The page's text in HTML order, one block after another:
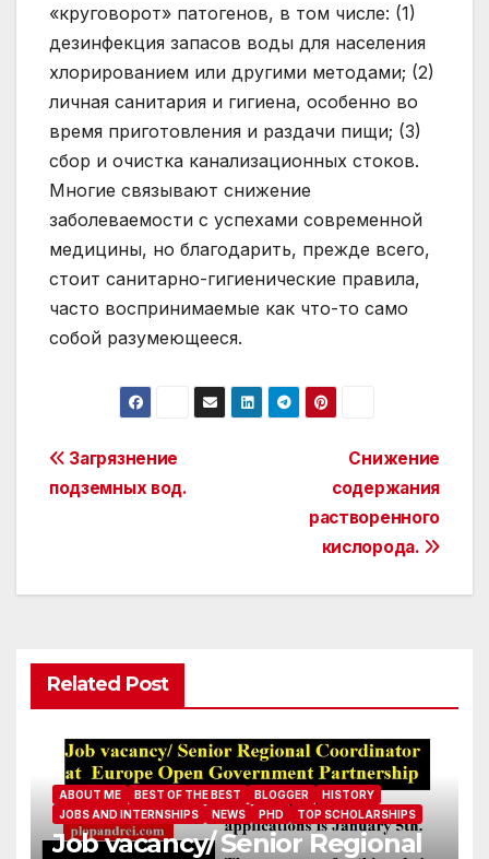
«круговорот» патогенов, в том числе: (1)
дезинфекция запасов воды для населения
хлорированием или другими методами; (2)
личная санитария и гигиена, особенно во
время приготовления и раздачи пищи; (3)
сбор и очистка канализационных стоков.
Многие связывают снижение
заболеваемости с успехами современной
медицины, но благодарить, прежде всего,
стоит санитарно-гигиенические правила,
часто воспринимаемые как что-то само
собой разумеющееся.
Post
navigation
Снижение
содержания
растворенного
кислорода.
Загрязнение
подземных вод.
Related Post
ABOUT ME BEST OF THE BEST BLOGGER
HISTORY
JOBS AND INTERNSHIPS
NEWS PHD TOP SCHOLARSHIPS
Job vacancy/ Senior Regional